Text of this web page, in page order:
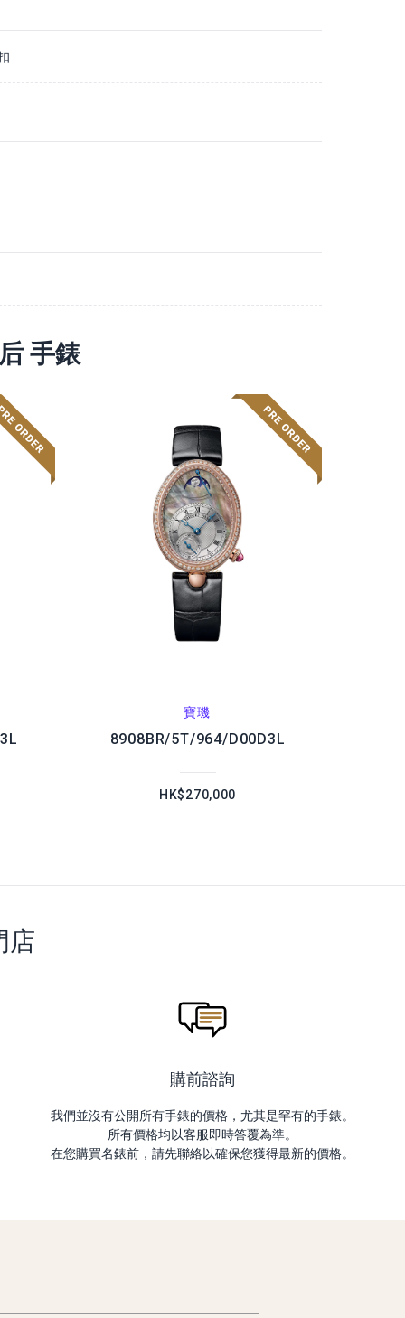
手錶
寶璣
8908BR/5T/964/D00D3L
HK$270,000
店
購前諮詢
我們並沒有公開所有手錶的價格，尤其是罕有的手錶。
所有價格均以客服即時答覆為準。
在您購買名錶前，請先聯絡以確保您獲得最新的價格。